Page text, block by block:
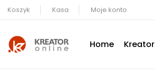
Koszyk Kasa Moje konto
Home Kreator